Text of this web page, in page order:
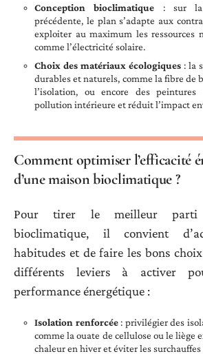
Conception bioclimatique : sur la
précédente, le plan s’adapte aux
exploiter au maximum les ressources
comme l’électricité solaire.
Choix des matériaux écologiques : la
durables et naturels, comme la fibre de
l’isolation, ou encore des
pollution intérieure et réduit l’impact
Comment optimiser l’efficacité
d’une maison bioclimatique ?
Pour tirer le meilleur parti
bioclimatique, il convient
habitudes et de faire les bons
différents leviers à activer
performance énergétique :
Isolation renforcée: privilégier des
comme la ouate de cellulose ou le liège
chaleur en hiver et éviter les surchauffes